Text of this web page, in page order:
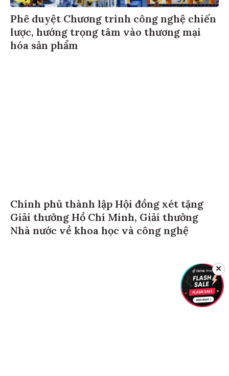
Phê duyệt Chương trình công nghệ chiến
lược, hướng trọng tâm vào thương mại
hóa sản phẩm
Chính phủ thành lập Hội đồng xét tặng
Giải thưởng Hồ Chí Minh, Giải thưởng
Nhà nước về khoa học và công nghệ
✕